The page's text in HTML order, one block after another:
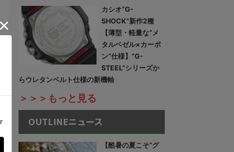
カシオ“G-
SHOCK”新作2種
【薄型・軽量な“メ
タルベゼル×カーボ
ン”仕様】“G-
STEEL”シリーズか
らウレタンベルト仕様の新機軸
＞＞＞もっと見る
OUTLINEニュース
【酷暑の夏こそ“グ